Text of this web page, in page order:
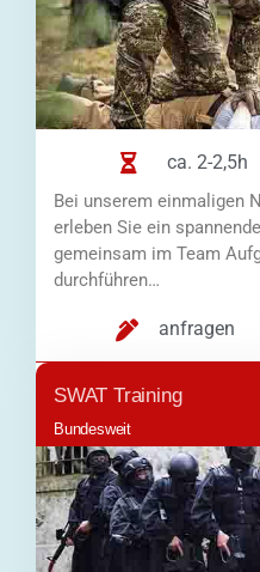
ca. 2-2,5h
Bei unserem einmaligen
erleben Sie ein
gemeinsam im Team
durchführen…
anfragen
SWAT Training
Bundesweit